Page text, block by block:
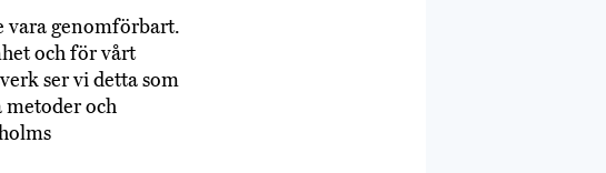
genomförbart.
och för vårt
ser vi detta som
och